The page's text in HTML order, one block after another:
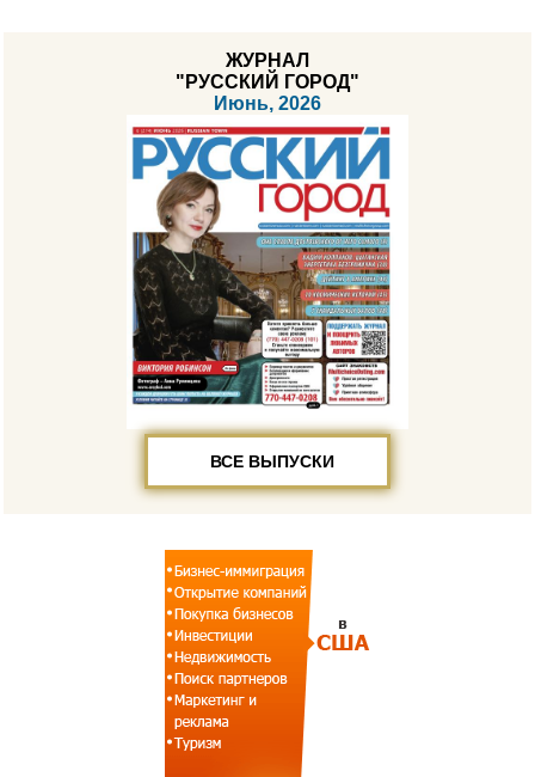
ЖУРНАЛ
"РУССКИЙ ГОРОД"
Июнь, 2026
ВСЕ ВЫПУСКИ